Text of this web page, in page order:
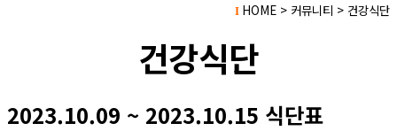
I HOME > 커뮤니티 > 건강식단
건강식단
2023.10.09 ~ 2023.10.15 식단표